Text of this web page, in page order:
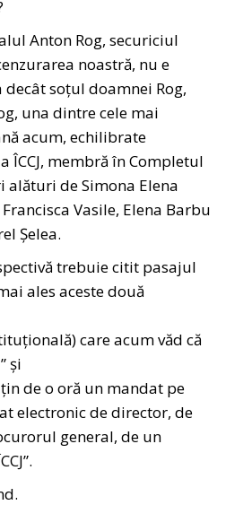
Anton Rog, securiciul
noastră, nu e
soțul doamnei Rog,
una dintre cele mai
acum, echilibrate
ÎCCJ, membră în Completul
alături de Simona Elena
Vasile, Elena Barbu
Șelea.
trebuie citit pasajul
ales aceste două
care acum văd că
și
de o oră un mandat pe
electronic de director, de
general, de un